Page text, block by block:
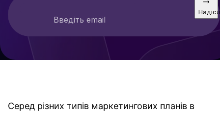
Введіть email
Серед різних типів маркетингових планів в